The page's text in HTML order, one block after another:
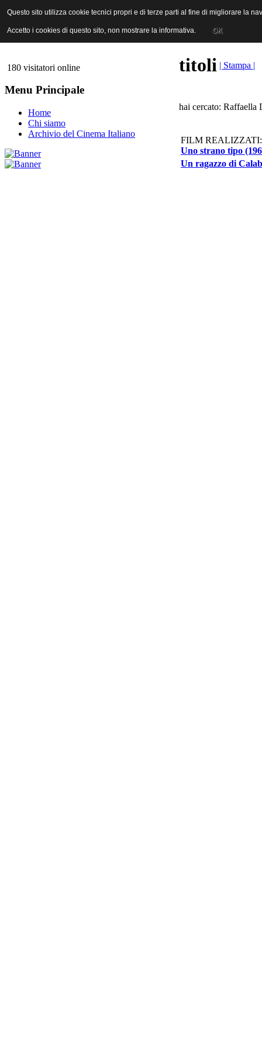
ANICA | Associazione Nazionale Industrie Cinematografiche
180 visitatori online
Menu Principale
Home
Chi siamo
Archivio del Cinema Italiano
titoli | Stampa |
hai cercato: Raffaella
FILM REALIZZATI:
Uno strano tipo
Un ragazzo di
Questo sito utilizza cookie tecnici propri e di terze parti al fine di migliorare la
Accetto i cookies di questo sito, non mostrare la informativa. OK
Questo sito utilizza cookie tecnici propri e di terze parti al fine di migliorare la
Accetto i cookies di questo sito, non mostrare la informativa. OK